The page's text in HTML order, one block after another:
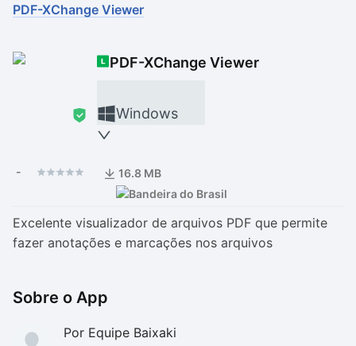
Ver mais
Ver mais
PDF-XChange Viewer
PDF-XChange Viewer
Windows
- 16.8 MB
Excelente visualizador de arquivos PDF que permite
fazer anotações e marcações nos arquivos
Sobre o App
Por Equipe Baixaki